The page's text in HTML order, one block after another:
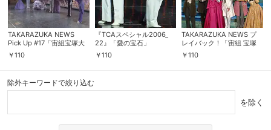
TAKARAZUKA NEWS
Pick Up #17「宙組宝塚大
劇場公演『維新回天・竜馬
伝！』『ザ・クラシック』
￥110
『TCAスペシャル2006_
22』「愛の宝石」
￥110
TAKARAZUKA NEWS プ
レイバック！「宙組 宝塚
バウホール公演『不滅の恋
人たちへ』舞台レポート」
￥110
除外キーワードで絞り込む
を除く